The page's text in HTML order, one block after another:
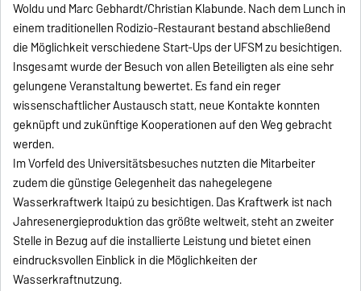
Woldu und Marc Gebhardt/Christian Klabunde. Nach dem Lunch in
einem traditionellen Rodizio-Restaurant bestand abschließend
die Möglichkeit verschiedene Start-Ups der UFSM zu besichtigen.
Insgesamt wurde der Besuch von allen Beteiligten als eine sehr
gelungene Veranstaltung bewertet. Es fand ein reger
wissenschaftlicher Austausch statt, neue Kontakte konnten
geknüpft und zukünftige Kooperationen auf den Weg gebracht
werden.
Im Vorfeld des Universitätsbesuches nutzten die Mitarbeiter
zudem die günstige Gelegenheit das nahegelegene
Wasserkraftwerk Itaipú zu besichtigen. Das Kraftwerk ist nach
Jahresenergieproduktion das größte weltweit, steht an zweiter
Stelle in Bezug auf die installierte Leistung und bietet einen
eindrucksvollen Einblick in die Möglichkeiten der
Wasserkraftnutzung.